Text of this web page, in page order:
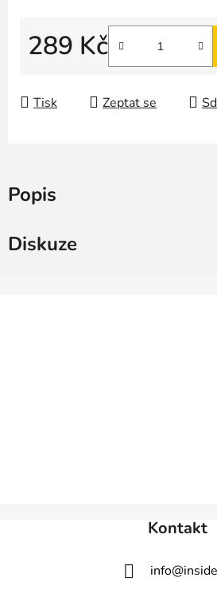
289 Kč
Tisk Zeptat se
Popis
Diskuze
Kontakt
info@